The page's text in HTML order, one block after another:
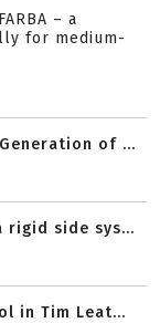
– a
for medium-
of ...
rigid side sys...
in Tim Leat...